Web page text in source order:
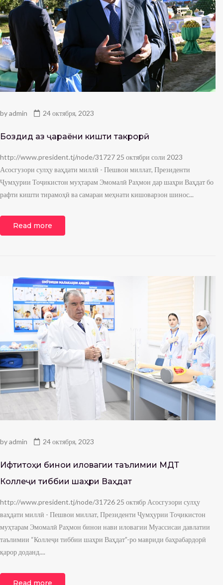
byadmin 24 октября, 2023
Боздид аз ҷараёни кишти такрорӣ
http://www.president.tj/node/31727 25 октябри соли 2023
Асосгузори сулҳу ваҳдати миллӣ - Пешвои миллат, Президенти
Ҷумҳурии Тоҷикистон муҳтарам Эмомалӣ Раҳмон дар шаҳри Ваҳдат бо
рафти кишти тирамоҳӣ ва самараи меҳнати кишоварзон шинос...
Read more
byadmin 24 октября, 2023
Ифтитоҳи бинои иловагии таълимии МДТ
Коллеҷи тиббии шаҳри Ваҳдат
http://www.president.tj/node/31726 25 октябр Асосгузори сулҳу
ваҳдати миллӣ - Пешвои миллат, Президенти Ҷумҳурии Тоҷикистон
муҳтарам Эмомалӣ Раҳмон бинои нави иловагии Муассисаи давлатии
таълимии “Коллеҷи тиббии шаҳри Ваҳдат”-ро мавриди баҳрабардорӣ
қарор доданд....
Read more